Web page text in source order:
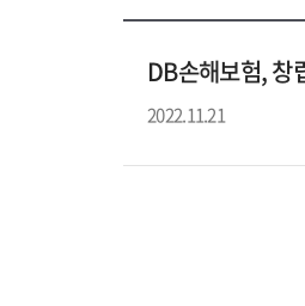
DB손해보험, 창
2022.11.21